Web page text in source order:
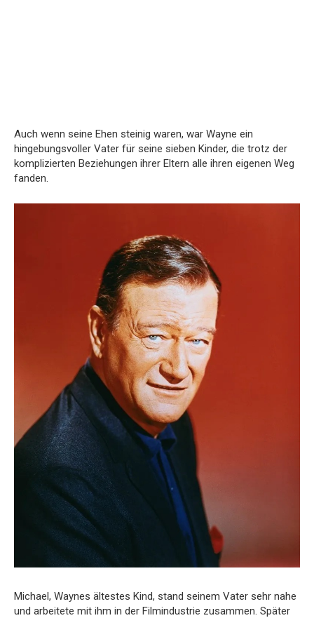
Auch wenn seine Ehen steinig waren, war Wayne ein
hingebungsvoller Vater für seine sieben Kinder, die trotz der
komplizierten Beziehungen ihrer Eltern alle ihren eigenen Weg
fanden.
Michael, Waynes ältestes Kind, stand seinem Vater sehr nahe
und arbeitete mit ihm in der Filmindustrie zusammen. Später